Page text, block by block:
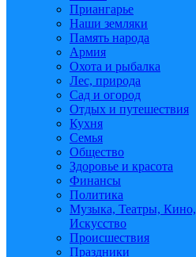
Приангарье
Наши земляки
Память народа
Армия
Охота и рыбалка
Лес, природа
Сад и огород
Отдых и путешествия
Кухня
Семья
Общество
Здоровье и красота
Финансы
Политика
Музыка, Театры, Кино,
Искусство
Происшествия
Праздники